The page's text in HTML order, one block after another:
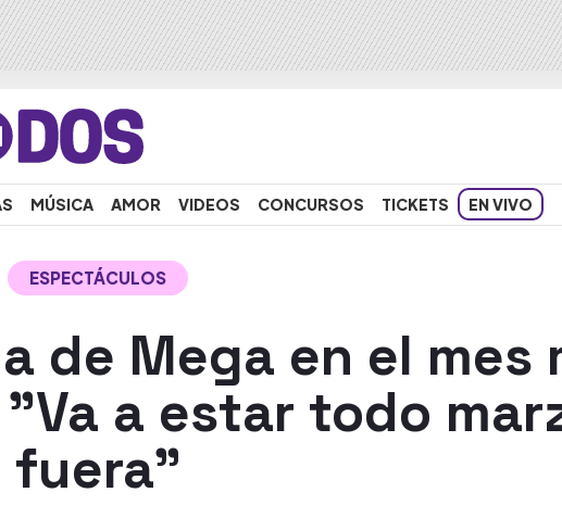
MÚSICA AMOR VIDEOS CONCURSOS TICKETS EN VIVO
ESPECTÁCULOS
de Mega en el mes
a estar todo
fuera"